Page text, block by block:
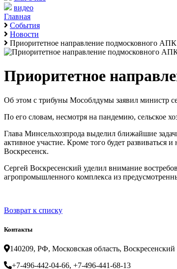
видео
Главная
События
Новости
Приоритетное направление подмосковного
Приоритетное
Об этом с трибуны Мособлдумы заявил министр
По его словам, несмотря на пандемию, сельское
Глава Минсельхозпрода выделил ближайшие
активное участие. Кроме того будет
Воскресенск.
Сергей Воскресенский уделил внимание
агропромышленного комплекса из
Возврат к списку
Контакты
140209, РФ, Московская область,
+7-496-442-04-66, +7-496-441-68-13